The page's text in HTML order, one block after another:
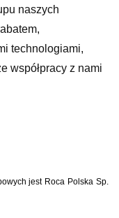
naszych
technologiami,
współpracy z nami
jest Roca Polska Sp.